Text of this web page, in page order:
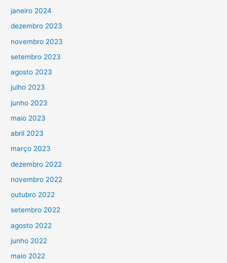
janeiro 2024
dezembro 2023
novembro 2023
setembro 2023
agosto 2023
julho 2023
junho 2023
maio 2023
abril 2023
março 2023
dezembro 2022
novembro 2022
outubro 2022
setembro 2022
agosto 2022
junho 2022
maio 2022